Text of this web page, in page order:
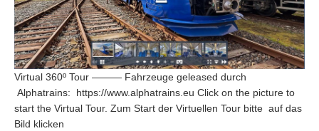
Virtual 360º Tour ——— Fahrzeuge geleased durch
Alphatrains: https://www.alphatrains.eu Click on the picture to
start the Virtual Tour. Zum Start der Virtuellen Tour bitte auf das
Bild klicken